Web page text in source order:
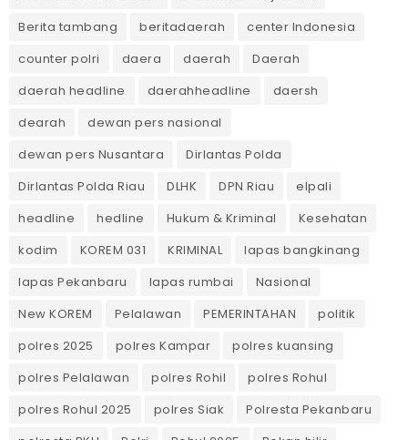
Berita tambang
beritadaerah
center Indonesia
counter polri
daera daerah
Daerah
daerah headline
daerahheadline
daersh
dearah
dewan pers nasional
dewan pers Nusantara
Dirlantas Polda
Dirlantas Polda Riau
DLHK DPN Riau
elpali
headline
hedline Hukum & Kriminal
Kesehatan
kodim
KOREM 031 KRIMINAL
lapas bangkinang
lapas Pekanbaru
lapas rumbai
Nasional
New KOREM
Pelalawan PEMERINTAHAN
politik
polres 2025
polres Kampar
polres kuansing
polres Pelalawan
polres Rohil
polres Rohul
polres Rohul 2025
polres Siak
Polresta Pekanbaru